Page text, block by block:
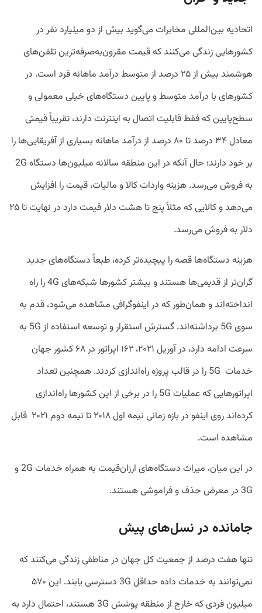
اتحادیه بین‌المللی مخابرات می‌گوید بیش از دو میلیارد نفر در
کشورهایی زندگی می‌کنند که قیمت مقرون‌به‌صرفه‌ترین تلفن‌های
هوشمند بیش از ۲۵ درصد از متوسط درآمد ماهانه فرد است. در
کشورهای با درآمد متوسط و پایین دستگاه‌های خیلی معمولی و
سطح‌پایین که فقط قابلیت اتصال به اینترنت دارند، تقریباً قیمتی
معادل ۳۴ درصد تا ۸۰ درصد از درآمد ماهانه بسیاری از آفریقایی‌ها را
بر خود دارند؛ حال آنکه در این منطقه‌ سالانه میلیون‌ها دستگاه 2G
به فروش می‌رسد. هزینه واردات کالا و مالیات، قیمت را افزایش
می‌دهد و کالایی که مثلاً پنج تا هشت دلار قیمت دارد در نهایت تا ۲۵
دلار به فروش می‌رسد.
هزینه دستگاه‌ها قصه را پیچیده‌تر کرده، طبعاً دستگاه‌های جدید
گران‌تر از قدیمی‌ها هستند و بیشتر کشورها شبکه‌های 4G را راه
انداخته‌اند و همان‌طور که در اینفوگرافی مشاهده می‌شود، قدم به
سوی 5G برداشته‌اند. گسترش استقرار و توسعه استفاده از 5G به‌
سرعت ادامه دارد، در آوریل ۲۰۲۱، ۱۶۲ اپراتور در ۶۸ کشور جهان
خدمات 5G را در قالب پروژه راه‌اندازی کردند. همچنین تعداد
اپراتورهایی که عملیات 5G را در برخی از این کشورها راه‌اندازی
کرده‌اند روی اینفو در بازه زمانی نیمه اول ۲۰۱۸ تا نیمه دوم ۲۰۲۱ قابل
مشاهده است.
در این میان، میراث دستگاه‌های ارزان‌قیمت به همراه خدمات 2G و
3G در معرض حذف و فراموشی هستند.
جامانده در نسل‌های پیش
تنها هفت درصد از جمعیت کل جهان در مناطقی‌ زندگی می‌کنند که
نمی‌توانند به خدمات داده حداقل 3G دسترسی یابند. این ۵۷۰
میلیون فردی که خارج از منطقه پوشش 3G هستند، احتمال دارد به